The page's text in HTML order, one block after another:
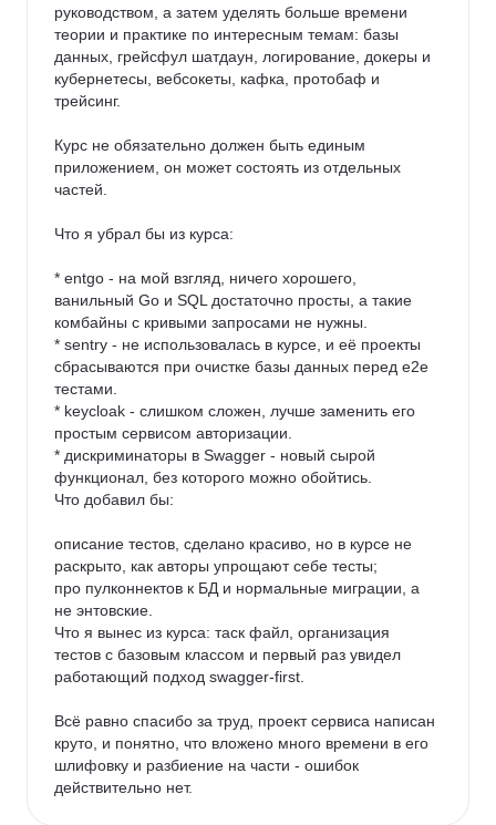
руководством, а затем уделять больше времени
теории и практике по интересным темам: базы
данных, грейсфул шатдаун, логирование, докеры и
кубернетесы, вебсокеты, кафка, протобаф и
трейсинг.
Курс не обязательно должен быть единым
приложением, он может состоять из отдельных
частей.
Что я убрал бы из курса:
* entgo - на мой взгляд, ничего хорошего,
ванильный Go и SQL достаточно просты, а такие
комбайны с кривыми запросами не нужны.
* sentry - не использовалась в курсе, и её проекты
сбрасываются при очистке базы данных перед e2e
тестами.
* keycloak - слишком сложен, лучше заменить его
простым сервисом авторизации.
* дискриминаторы в Swagger - новый сырой
функционал, без которого можно обойтись.
Что добавил бы:
описание тестов, сделано красиво, но в курсе не
раскрыто, как авторы упрощают себе тесты;
про пулконнектов к БД и нормальные миграции, а
не энтовские.
Что я вынес из курса: таск файл, организация
тестов с базовым классом и первый раз увидел
работающий подход swagger-first.
Всё равно спасибо за труд, проект сервиса написан
круто, и понятно, что вложено много времени в его
шлифовку и разбиение на части - ошибок
действительно нет.